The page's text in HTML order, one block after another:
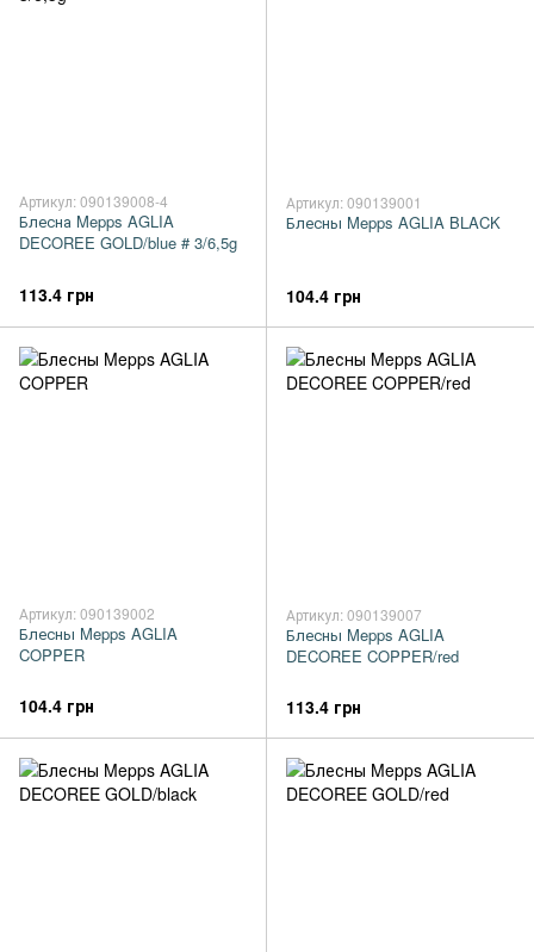
Артикул: 090139008-4
Блесна Mepps AGLIA
DECOREE GOLD/blue # 3/6,5g
113.4 грн
Артикул: 090139001
Блесны Mepps AGLIA BLACK
104.4 грн
Артикул: 090139002
Блесны Mepps AGLIA
COPPER
104.4 грн
Артикул: 090139007
Блесны Mepps AGLIA
DECOREE COPPER/red
113.4 грн